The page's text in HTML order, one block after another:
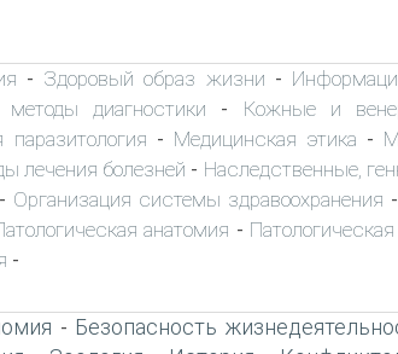
- Здоровый образ жизни -
методы диагностики - Кожные и
- Медицинская этика -
лечения болезней - Наследственные,
- Организация системы здравоохранения -
анатомия -
-
- Безопасность